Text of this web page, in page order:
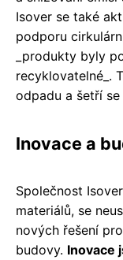
Isover se také
podporu
_produkty byly
recyklovatelné_.
odpadu a šetří
Inovace a
Společnost
materiálů, se
nových řešení
budovy. Inovace